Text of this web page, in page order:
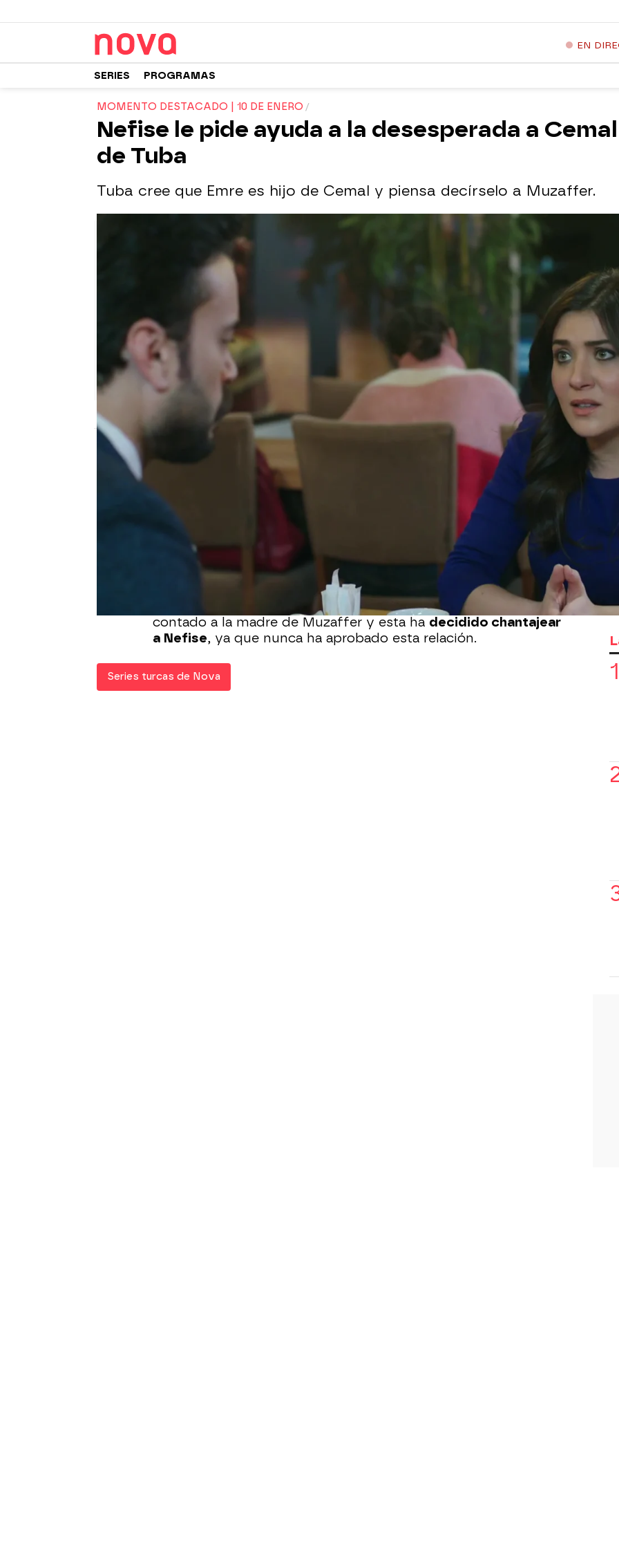
EN
SERIES PROGRAMAS
MOMENTO DESTACADO | 10 DE ENERO
Nefise le pide ayuda a la desesperada a
de Tuba
Tuba cree que Emre es hijo de Cemal y piensa decírselo a Muzaffer.
Nova
Publicado:
WhatsappFacebook
X
Azime y Tuba han tenido un accidente de coche
y ambas están
en el hospital. Este desafortunado accidente ha favorecido a
Nefise, ya que
Tuba iba a contarle a Muzaffer que Emre es hijo
Tuba llegó a esta conclusión al escuchar una conversación
entre Nefise y Cemal, pero que malinterpretó. Además se lo ha
contado a la madre de Muzaffer y esta ha decidido chantajear
a Nefise, ya que nunca ha aprobado esta relación.
Series turcas de Nova